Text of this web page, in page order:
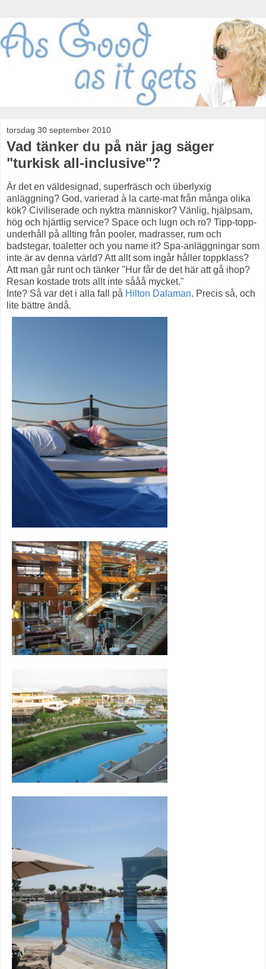
torsdag 30 september 2010
Vad tänker du på när jag säger
"turkisk all-inclusive"?
Är det en väldesignad, superfräsch och überlyxig
anläggning? God, varierad à la carte-mat från många olika
kök? Civiliserade och nyktra människor? Vänlig, hjälpsam,
hög och hjärtlig service? Space och lugn och ro? Tipp-topp-
underhåll på allting från pooler, madrasser, rum och
badstegar, toaletter och you name it? Spa-anläggningar som
inte är av denna värld? Att allt som ingår håller toppklass?
Att man går runt och tänker "Hur får de det här att gå ihop?
Resan kostade trots allt inte sååå mycket."
Inte? Så var det i alla fall på Hilton Dalaman. Precis så, och
lite bättre ändå.